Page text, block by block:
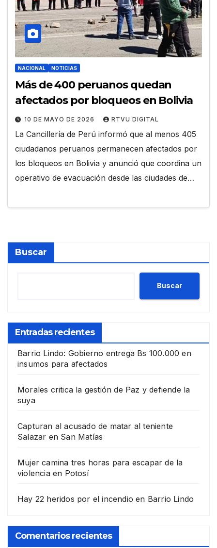
NACIONAL NOTICIAS
Más de 400 peruanos quedan
afectados por bloqueos en Bolivia
10 DE MAYO DE 2026 RTVU DIGITAL
La Cancillería de Perú informó que al menos 405
ciudadanos peruanos permanecen afectados por
los bloqueos en Bolivia y anunció que coordina un
operativo de evacuación desde las ciudades de…
Buscar
Buscar
Entradas recientes
Barrio Lindo: Gobierno entrega Bs 100.000 en
insumos para afectados
Morales critica la gestión de Paz y defiende la
suya
Capturan al acusado de matar al teniente
Salazar en San Matías
Mujer camina tres horas para escapar de la
violencia en Potosí
Hay 22 heridos por el incendio en Barrio Lindo
Comentarios recientes